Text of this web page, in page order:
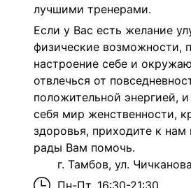
лучшими тренерами.
Если у Вас есть желание
физические возможности,
настроение себе и
отвлечься от
положительной энергией,
себя мир женственности,
здоровья, приходите к нам
рады Вам помочь.
г. Тамбов, ул.
Пн-Пт 16:30-21:30